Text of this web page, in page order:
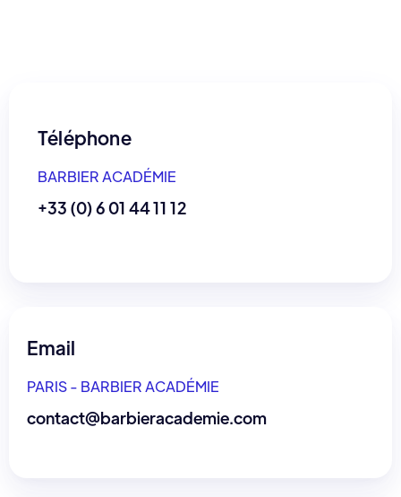
Téléphone
BARBIER ACADÉMIE
+33 (0) 6 01 44 11 12
Email
PARIS - BARBIER ACADÉMIE
contact@barbieracademie.com